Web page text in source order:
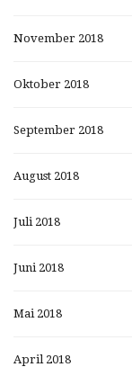
November 2018
Oktober 2018
September 2018
August 2018
Juli 2018
Juni 2018
Mai 2018
April 2018